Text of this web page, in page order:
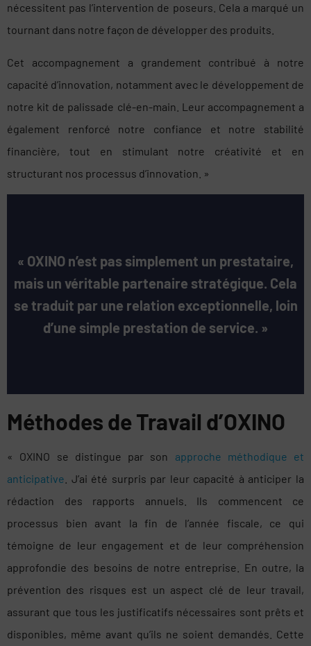
nécessitent pas l’intervention de poseurs. Cela a marqué un
tournant dans notre façon de développer des produits.
Cet accompagnement a grandement contribué à notre
capacité d’innovation, notamment avec le développement de
notre kit de palissade clé-en-main. Leur accompagnement a
également renforcé notre confiance et notre stabilité
financière, tout en stimulant notre créativité et en
structurant nos processus d’innovation. »
« OXINO n’est pas simplement un prestataire,
mais un véritable partenaire stratégique. Cela
se traduit par une relation exceptionnelle, loin
d’une simple prestation de service. »
Méthodes de Travail d’OXINO
« OXINO se distingue par son approche méthodique et
anticipative . J’ai été surpris par leur capacité à anticiper la
rédaction des rapports annuels. Ils commencent ce
processus bien avant la fin de l’année fiscale, ce qui
témoigne de leur engagement et de leur compréhension
approfondie des besoins de notre entreprise. En outre, la
prévention des risques est un aspect clé de leur travail,
assurant que tous les justificatifs nécessaires sont prêts et
disponibles, même avant qu’ils ne soient demandés. Cette